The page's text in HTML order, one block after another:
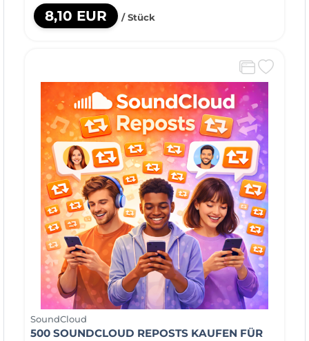
8,10 EUR / Stück
SoundCloud
500 SOUNDCLOUD REPOSTS KAUFEN FÜR